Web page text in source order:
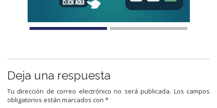
Deja una respuesta
Tu dirección de correo electrónico no será publicada. Los campos
obligatorios están marcados con *